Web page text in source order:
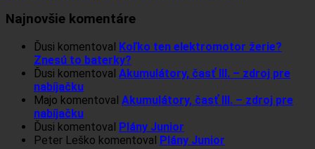
Najnovšie komentáre
Ďusi komentoval Koľko ten elektromotor žerie?
Znesú to baterky?
Ďusi komentoval Akumulátory, časť III. – zdroj pre
nabíjačku
Majo komentoval Akumulátory, časť III. – zdroj pre
nabíjačku
Ďusi komentoval Plány Junior
Peter Leško komentoval Plány Junior